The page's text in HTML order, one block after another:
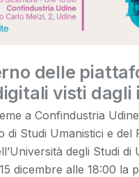
delle
visti dagli
a Confindustria
di Studi Umanistici e del
degli Studi di
dicembre alle 18:00 la